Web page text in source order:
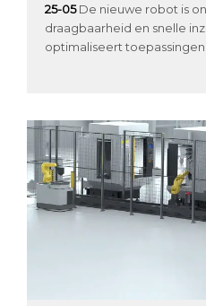
25-05 De nieuwe robot is
draagbaarheid en snelle
optimaliseert